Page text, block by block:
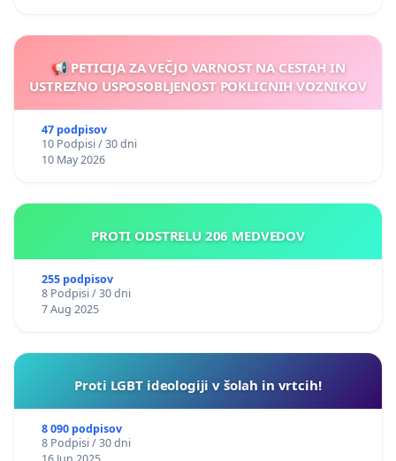
📢 PETICIJA ZA VEČJO VARNOST NA CESTAH IN
USTREZNO USPOSOBLJENOST POKLICNIH VOZNIKOV
47 podpisov
10 Podpisi / 30 dni
10 May 2026
PROTI ODSTRELU 206 MEDVEDOV
255 podpisov
8 Podpisi / 30 dni
7 Aug 2025
Proti LGBT ideologiji v šolah in vrtcih!
8 090 podpisov
8 Podpisi / 30 dni